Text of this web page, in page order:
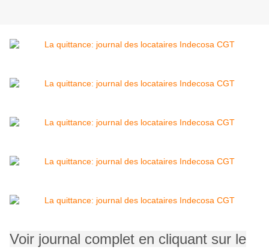
Voir journal complet en cliquant sur le